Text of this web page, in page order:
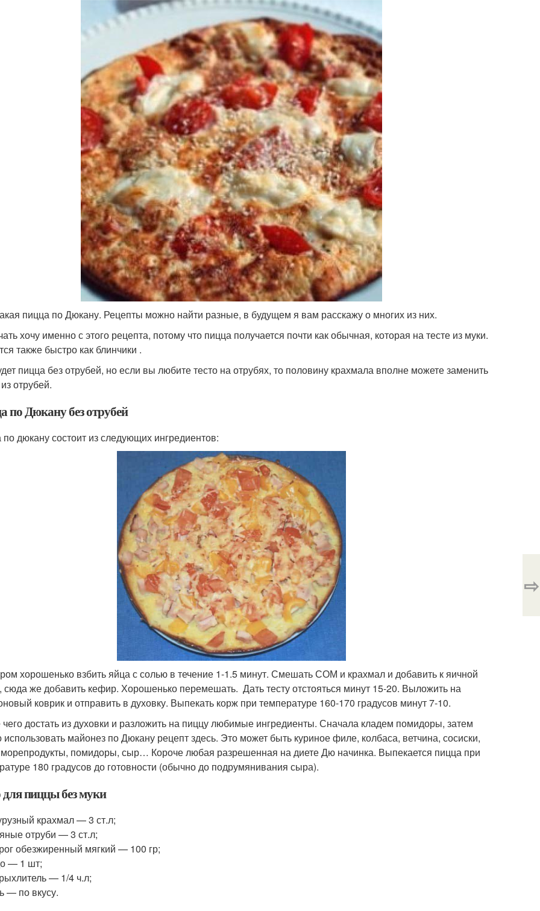
пицца по Дюкану. Рецепты можно найти разные, в будущем я вам расскажу о многих из них.
хочу именно с этого рецепта, потому что пицца получается почти как обычная, которая на тесте из муки.
также быстро как блинчики .
пицца без отрубей, но если вы любите тесто на отрубях, то половину крахмала вполне можете заменить
отрубей.
по Дюкану без отрубей
дюкану состоит из следующих ингредиентов:
хорошенько взбить яйца с солью в течение 1-1.5 минут. Смешать СОМ и крахмал и добавить к яичной
сюда же добавить кефир. Хорошенько перемешать. Дать тесту отстояться минут 15-20. Выложить на
коврик и отправить в духовку. Выпекать корж при температуре 160-170 градусов минут 7-10.
достать из духовки и разложить на пиццу любимые ингредиенты. Сначала кладем помидоры, затем
майонез по Дюкану рецепт здесь. Это может быть куриное филе, колбаса, ветчина, сосиски,
помидоры, сыр… Короче любая разрешенная на диете Дю начинка. Выпекается пицца при
180 градусов до готовности (обычно до подрумянивания сыра).
для пиццы без муки
крахмал — 3 ст.л;
отруби — 3 ст.л;
обезжиренный мягкий — 100 гр;
— 1 шт;
— 1/4 ч.л;
— по вкусу.
⇨